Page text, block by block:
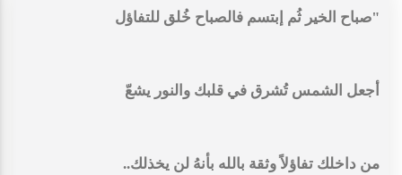
"صباح الخير ثُم إبتسم فالصباح خُلق للتفاؤل
أجعل الشمس تُشرق في قلبك والنور يشعّ
من داخلك تفاؤلاً وثقة بالله بأنهُ لن يخذلك..